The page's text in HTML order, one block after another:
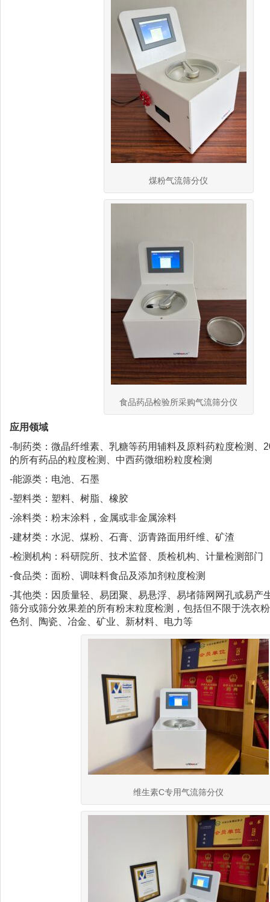
煤粉气流筛分仪
食品药品检验所采购气流筛分仪
应用领域
-制药类：微晶纤维素、乳糖等药用辅料及原料药粒度检测、
的所有药品的粒度检测、中西药微细粉粒度检测
-能源类：电池、石墨
-塑料类：塑料、树脂、橡胶
-涂料类：粉末涂料，金属或非金属涂料
-建材类：水泥、煤粉、石膏、沥青路面用纤维、矿渣
-检测机构：科研院所、技术监督、质检机构、计量检测部门
-食品类：面粉、调味料食品及添加剂粒度检测
-其他类：因质量轻、易团聚、易悬浮、易堵筛网网孔或易产
筛分或筛分效果差的所有粉末粒度检测，包括但不限于洗衣
色剂、陶瓷、冶金、矿业、新材料、电力等
维生素C专用气流筛分仪